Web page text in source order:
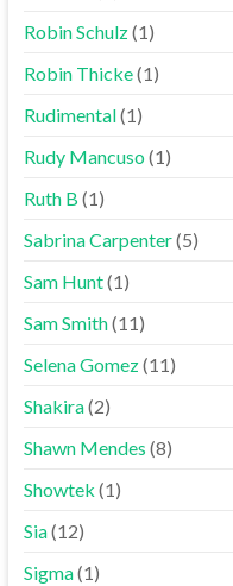
Robin Schulz(1)
Robin Thicke(1)
Rudimental(1)
Rudy Mancuso(1)
Ruth B (1)
Sabrina Carpenter(5)
Sam Hunt(1)
Sam Smith(11)
Selena Gomez(11)
Shakira(2)
Shawn Mendes (8)
Showtek (1)
Sia(12)
Sigma(1)